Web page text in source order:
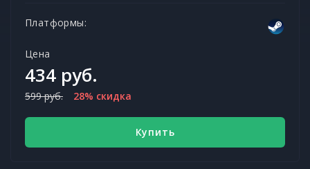
Платформы:
Цена
434 руб.
599 руб. 28% скидка
Купить